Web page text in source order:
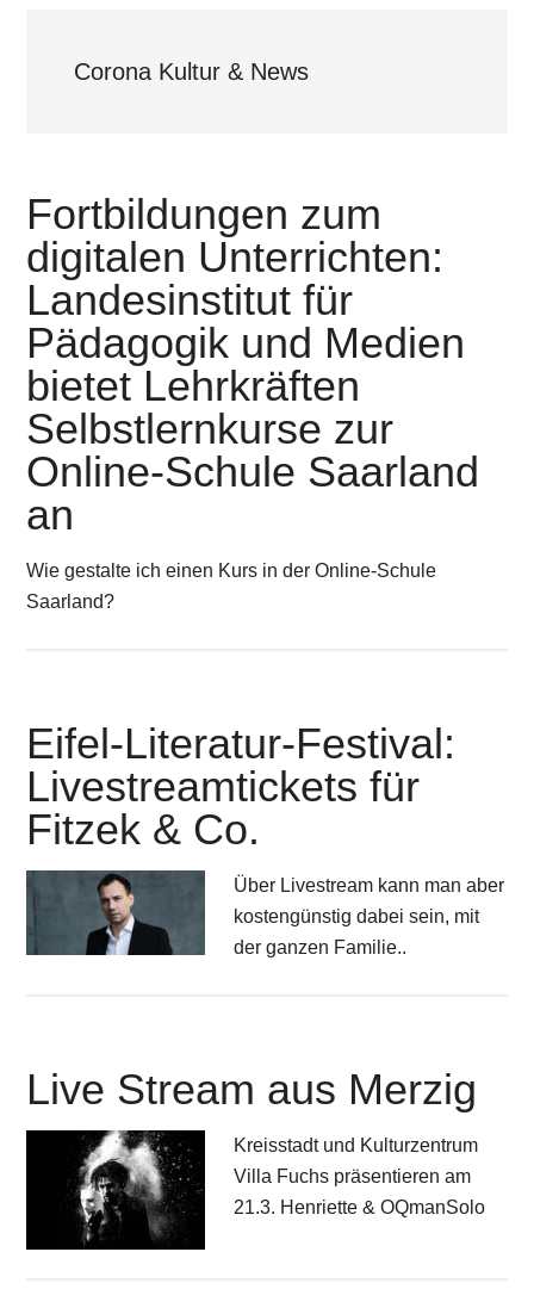
Corona Kultur & News
Fortbildungen zum
digitalen Unterrichten:
Landesinstitut für
Pädagogik und Medien
bietet Lehrkräften
Selbstlernkurse zur
Online-Schule Saarland
an
Wie gestalte ich einen Kurs in der Online-Schule
Saarland?
Eifel-Literatur-Festival:
Livestreamtickets für
Fitzek & Co.
Über Livestream kann man aber
kostengünstig dabei sein, mit
der ganzen Familie..
Live Stream aus Merzig
Kreisstadt und Kulturzentrum
Villa Fuchs präsentieren am
21.3. Henriette & OQmanSolo